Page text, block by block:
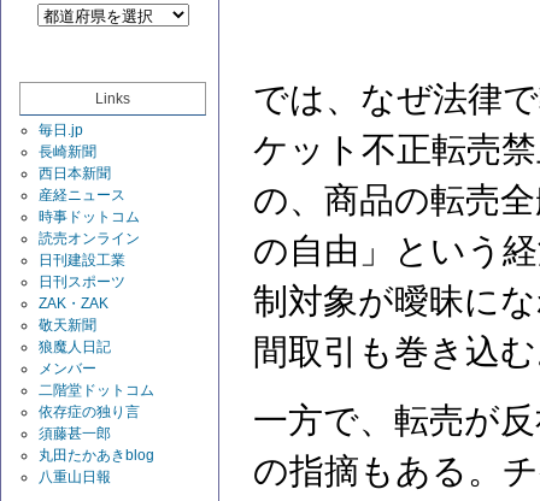
Links
毎日.jp
長崎新聞
西日本新聞
産経ニュース
時事ドットコム
読売オンライン
日刊建設工業
日刊スポーツ
ZAK・ZAK
敬天新聞
狼魔人日記
メンバー
二階堂ドットコム
依存症の独り言
須藤甚一郎
丸田たかあきblog
八重山日報
では、なぜ法律
ケット不正転売
の、商品の転売
の自由」という
制対象が曖昧に
間取引も巻き込
一方で、転売が
の指摘もある。